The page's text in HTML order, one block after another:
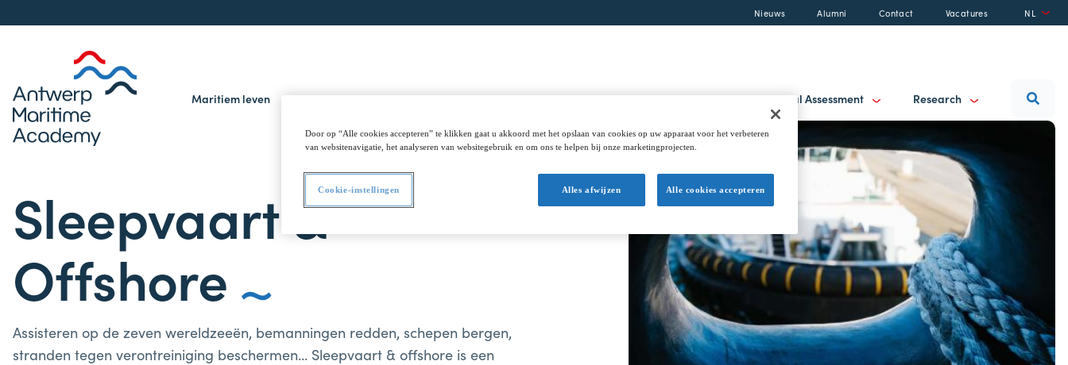
Nieuws Alumni Contact Vacatures NL
Maritiem leven Opleidingen Studeren Over ons Training & Consultancy Final Assessment Research
Sleepvaart &
Offshore
Assisteren op de zeven wereldzeeën, bemanningen redden, schepen bergen,
stranden tegen verontreiniging beschermen… Sleepvaart & offshore is een
Door op “Alle cookies accepteren” te klikken gaat u akkoord met het opslaan van cookies op uw apparaat voor het verbeteren
van websitenavigatie, het analyseren van websitegebruik en om ons te helpen bij onze marketingprojecten.
Alles afwijzen Alle cookies accepteren
Cookie-instellingen